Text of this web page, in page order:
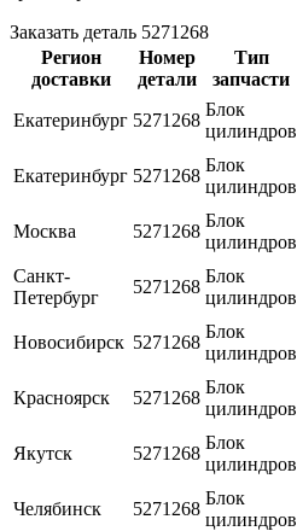
Заказать деталь 5271268
Регион
доставки
Номер
детали
Тип
запчасти
Екатеринбург 5271268
Блок
цилиндров
Екатеринбург 5271268
Блок
цилиндров
Москва 5271268
Блок
цилиндров
Санкт-
Петербург
5271268
Блок
цилиндров
Новосибирск 5271268
Блок
цилиндров
Красноярск 5271268
Блок
цилиндров
Якутск 5271268
Блок
цилиндров
Челябинск 5271268
Блок
цилиндров